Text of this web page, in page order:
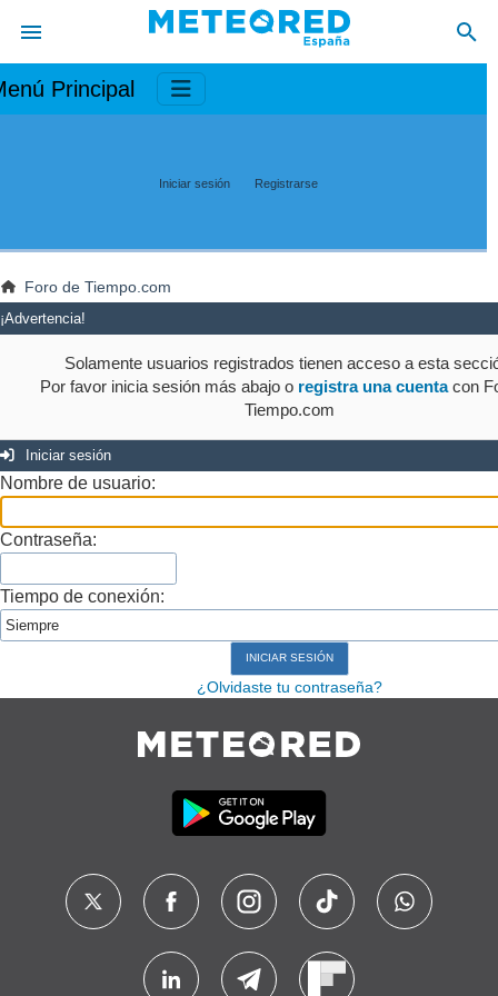
Principal
Iniciar sesión Registrarse
Foro de Tiempo.com
¡Advertencia!
Solamente usuarios registrados tienen acceso a esta
Por favor inicia sesión más abajo o registra una cuentacon
Tiempo.com
Iniciar sesión
Nombre de usuario:
Contraseña:
Tiempo de conexión:
¿Olvidaste tu contraseña?